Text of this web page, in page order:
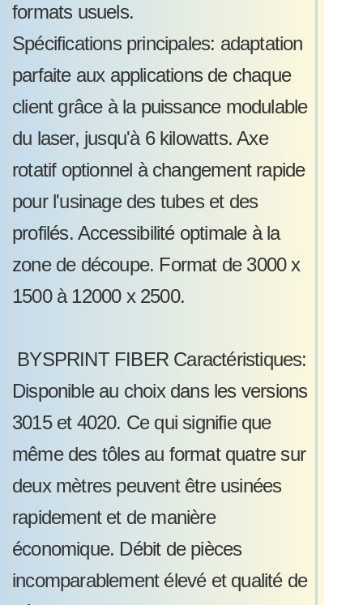
formats usuels.
Spécifications principales: adaptation
parfaite aux applications de chaque
client grâce à la puissance modulable
du laser, jusqu'à 6 kilowatts. Axe
rotatif optionnel à changement rapide
pour l'usinage des tubes et des
profilés. Accessibilité optimale à la
zone de découpe. Format de 3000 x
1500 à 12000 x 2500.
BYSPRINT FIBER Caractéristiques:
Disponible au choix dans les versions
3015 et 4020. Ce qui signifie que
même des tôles au format quatre sur
deux mètres peuvent être usinées
rapidement et de manière
économique. Débit de pièces
incomparablement élevé et qualité de